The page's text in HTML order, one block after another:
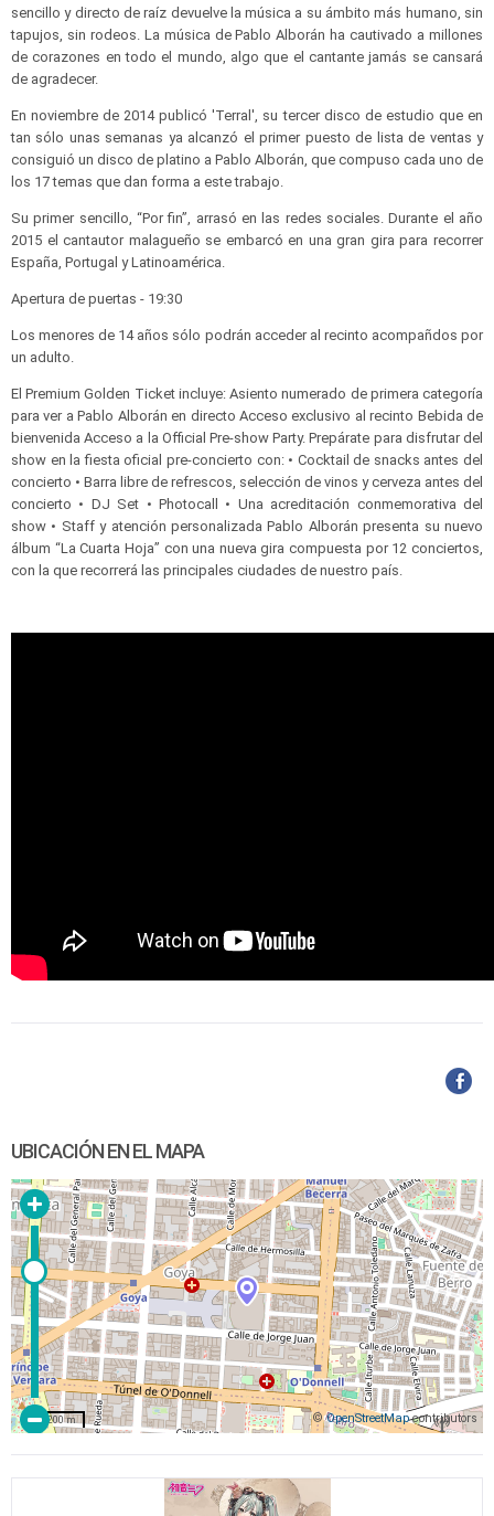
sencillo y directo de raíz devuelve la música a su ámbito más humano, sin
tapujos, sin rodeos. La música de Pablo Alborán ha cautivado a millones
de corazones en todo el mundo, algo que el cantante jamás se cansará
de agradecer.
En noviembre de 2014 publicó 'Terral', su tercer disco de estudio que en
tan sólo unas semanas ya alcanzó el primer puesto de lista de ventas y
consiguió un disco de platino a Pablo Alborán, que compuso cada uno de
los 17 temas que dan forma a este trabajo.
Su primer sencillo, “Por fin”, arrasó en las redes sociales. Durante el año
2015 el cantautor malagueño se embarcó en una gran gira para recorrer
España, Portugal y Latinoamérica.
Apertura de puertas - 19:30
Los menores de 14 años sólo podrán acceder al recinto acompañdos por
un adulto.
El Premium Golden Ticket incluye: Asiento numerado de primera categoría
para ver a Pablo Alborán en directo Acceso exclusivo al recinto Bebida de
bienvenida Acceso a la Official Pre-show Party. Prepárate para disfrutar del
show en la fiesta oficial pre-concierto con: • Cocktail de snacks antes del
concierto • Barra libre de refrescos, selección de vinos y cerveza antes del
concierto • DJ Set • Photocall • Una acreditación conmemorativa del
show • Staff y atención personalizada Pablo Alborán presenta su nuevo
álbum “La Cuarta Hoja” con una nueva gira compuesta por 12 conciertos,
con la que recorrerá las principales ciudades de nuestro país.
UBICACIÓN EN EL MAPA
©OpenStreetMapcontributors
200 m